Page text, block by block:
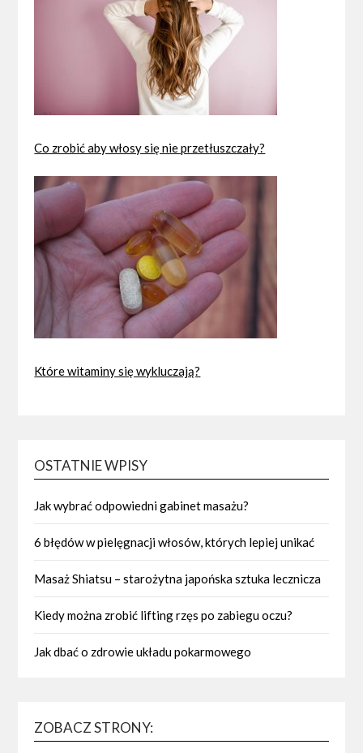
Co zrobić aby włosy się nie przetłuszczały?
Które witaminy się wykluczają?
OSTATNIE WPISY
Jak wybrać odpowiedni gabinet masażu?
6 błędów w pielęgnacji włosów, których lepiej unikać
Masaż Shiatsu – starożytna japońska sztuka lecznicza
Kiedy można zrobić lifting rzęs po zabiegu oczu?
Jak dbać o zdrowie układu pokarmowego
ZOBACZ STRONY: